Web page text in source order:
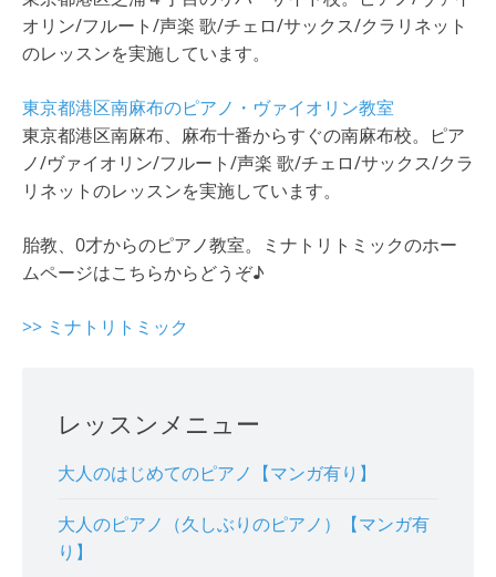
オリン/フルート/声楽 歌/チェロ/サックス/クラリネット
のレッスンを実施しています。
東京都港区南麻布のピアノ・ヴァイオリン教室
東京都港区南麻布、麻布十番からすぐの南麻布校。ピア
ノ/ヴァイオリン/フルート/声楽 歌/チェロ/サックス/クラ
リネットのレッスンを実施しています。
胎教、0才からのピアノ教室。ミナトリトミックのホー
ムページはこちらからどうぞ♪
>> ミナトリトミック
レッスンメニュー
大人のはじめてのピアノ【マンガ有り】
大人のピアノ（久しぶりのピアノ）【マンガ有
り】